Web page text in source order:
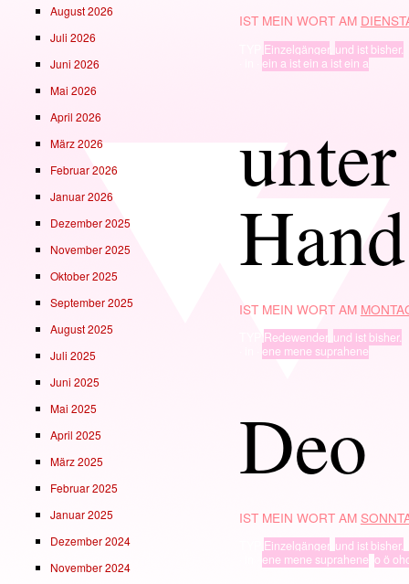
IST MEIN WORT AM
Einzelgänger, und ist bisher.
ein a ist ein a ist ein a
Hand
IST MEIN WORT AM
Redewender, und ist bisher.
ene mene suprahene
Deo
IST MEIN WORT AM
Einzelgänger, und ist bisher.
ene mene suprahene o ö
August 2026
Juli 2026
Juni 2026
Mai 2026
April 2026
März 2026
Februar 2026
Januar 2026
Dezember 2025
November 2025
Oktober 2025
September 2025
August 2025
Juli 2025
Juni 2025
Mai 2025
April 2025
März 2025
Februar 2025
Januar 2025
Dezember 2024
November 2024